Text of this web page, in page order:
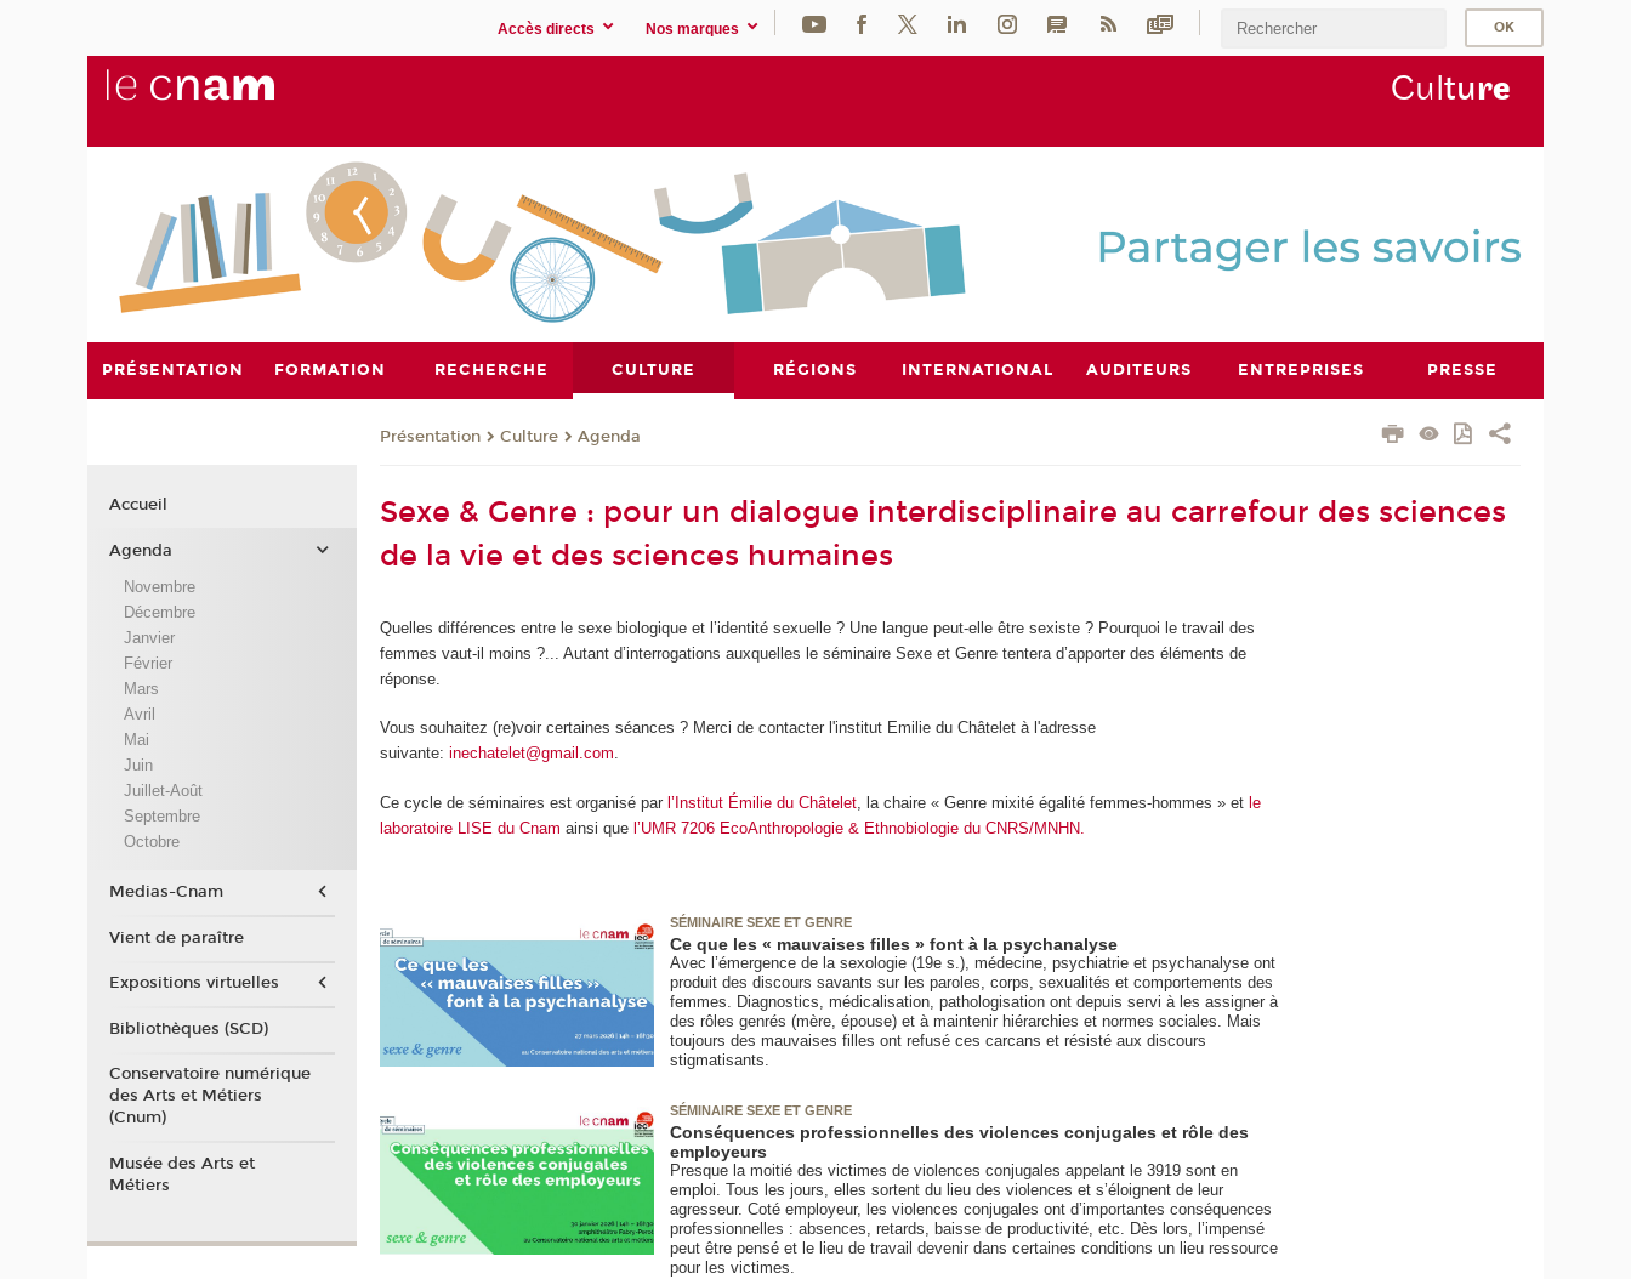
Accès directs Nos marques
Culture
PRÉSENTATION FORMATION RECHERCHE CULTURE RÉGIONS INTERNATIONAL AUDITEURS ENTREPRISES PRESSE
Présentation Culture Agenda
Sexe & Genre : pour un dialogue interdisciplinaire au carrefour des sciences
de la vie et des sciences humaines
Quelles différences entre le sexe biologique et l’identité sexuelle ? Une langue peut-elle être sexiste ? Pourquoi le travail des
femmes vaut-il moins ?... Autant d’interrogations auxquelles le séminaire Sexe et Genre tentera d’apporter des éléments de
réponse.
Vous souhaitez (re)voir certaines séances ? Merci de contacter l'institut Emilie du Châtelet à l'adresse
suivante:inechatelet@gmail.com.
Ce cycle de séminaires est organisé parl’Institut Émilie du Châtelet , la chaire « Genre mixité égalité femmes-hommes » etle
laboratoire LISE du Cnamainsi quel’UMR 7206 EcoAnthropologie & Ethnobiologie du CNRS/MNHN.
SÉMINAIRE SEXE ET GENRE
Ce que les « mauvaises filles » font à la psychanalyse
Avec l’émergence de la sexologie (19e s.), médecine, psychiatrie et psychanalyse ont
produit des discours savants sur les paroles, corps, sexualités et comportements des
femmes. Diagnostics, médicalisation, pathologisation ont depuis servi à les assigner à
des rôles genrés (mère, épouse) et à maintenir hiérarchies et normes sociales. Mais
toujours des mauvaises filles ont refusé ces carcans et résisté aux discours
stigmatisants.
SÉMINAIRE SEXE ET GENRE
Conséquences professionnelles des violences conjugales et rôle des
employeurs
Presque la moitié des victimes de violences conjugales appelant le 3919 sont en
emploi. Tous les jours, elles sortent du lieu des violences et s’éloignent de leur
agresseur. Coté employeur, les violences conjugales ont d’importantes conséquences
professionnelles : absences, retards, baisse de productivité, etc. Dès lors, l’impensé
peut être pensé et le lieu de travail devenir dans certaines conditions un lieu ressource
pour les victimes.
Accueil
Agenda
Novembre
Décembre
Janvier
Février
Mars
Avril
Mai
Juin
Juillet-Août
Septembre
Octobre
Medias-Cnam
Vient de paraître
Expositions virtuelles
Bibliothèques (SCD)
Conservatoire numérique
des Arts et Métiers
(Cnum)
Musée des Arts et
Métiers